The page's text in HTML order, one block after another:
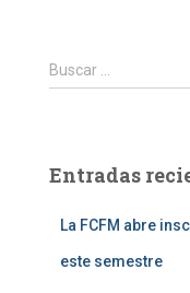
B
u
r
Buscar …
Entradas
La FCFM abre
este semestre